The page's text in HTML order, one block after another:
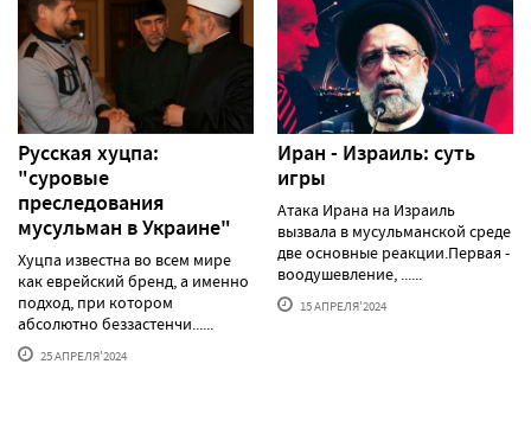
Русская хуцпа:
"суровые
преследования
мусульман в Украине"
Хуцпа известна во всем мире
как еврейский бренд, а именно
подход, при котором
абсолютно беззастенчи......
25 АПРЕЛЯ'2024
Иран - Израиль: суть
игры
Атака Ирана на Израиль
вызвала в мусульманской среде
две основные реакции.Первая -
воодушевление, ......
15 АПРЕЛЯ'2024